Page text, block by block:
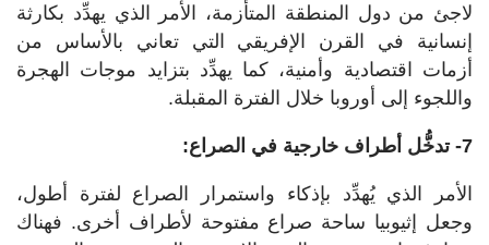
لاجئ من دول المنطقة المتأزمة، الأمر الذي يهدِّد بكارثة
إنسانية في القرن الإفريقي التي تعاني بالأساس من
أزمات اقتصادية وأمنية، كما يهدِّد بتزايد موجات الهجرة
واللجوء إلى أوروبا خلال الفترة المقبلة.
7- تدخُّل أطراف خارجية في الصراع:
الأمر الذي يُهدِّد بإذكاء واستمرار الصراع لفترة أطول،
وجعل إثيوبيا ساحة صراع مفتوحة لأطراف أخرى. فهناك